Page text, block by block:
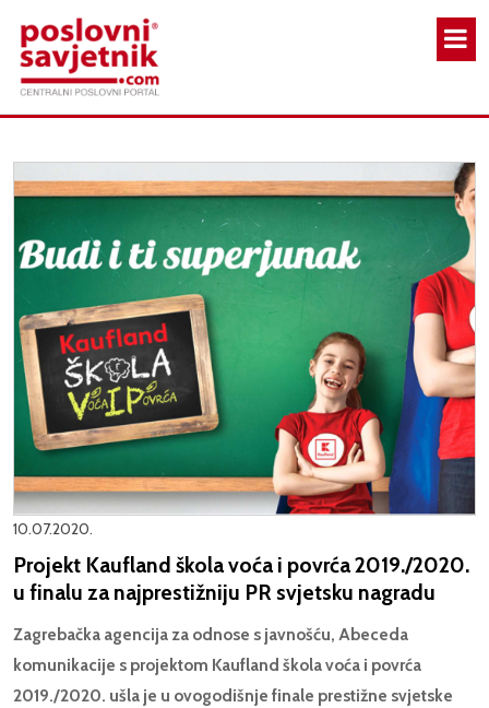
10.07.2020.
Projekt Kaufland škola voća i povrća 2019./2020.
u finalu za najprestižniju PR svjetsku nagradu
Zagrebačka agencija za odnose s javnošću, Abeceda
komunikacije s projektom Kaufland škola voća i povrća
2019./2020. ušla je u ovogodišnje finale prestižne svjetske